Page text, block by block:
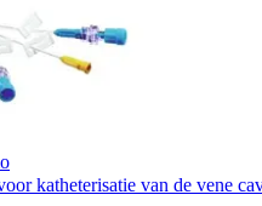
katheterisatie van de vene